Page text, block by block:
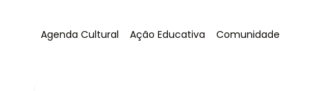
Tag:
Agenda Cultural Tag:
Ação Educativa Tag:
Comunidade